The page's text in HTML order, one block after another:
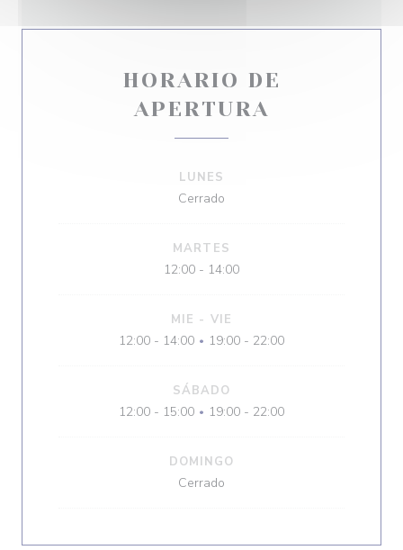
HORARIO DE
APERTURA
LUNES
Cerrado
MARTES
12:00 - 14:00
MIE - VIE
12:00 - 14:00 • 19:00 - 22:00
SÁBADO
12:00 - 15:00 • 19:00 - 22:00
DOMINGO
Cerrado